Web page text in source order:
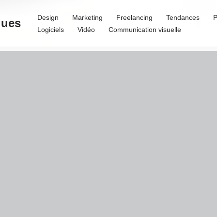
Design Marketing Freelancing Tendances
Logiciels
Vidéo Communication visuelle